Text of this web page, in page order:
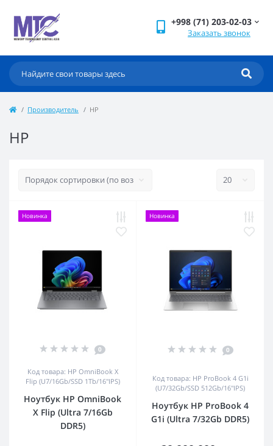
+998 (71) 203-02-03
Заказать звонок
Производитель HP
HP
Новинка
0
Код товара: HP OmniBook X
Flip (U7/16Gb/SSD 1Tb/16"IPS)
Ноутбук HP OmniBook
X Flip (Ultra 7/16Gb
DDR5)
Новинка
0
Код товара: HP ProBook 4 G1i
(U7/32Gb/SSD 512Gb/16"IPS)
Ноутбук HP ProBook 4
G1i (Ultra 7/32Gb DDR5)